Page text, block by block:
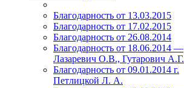
Благодарность от 13.03.2015
Благодарность от 17.02.2015
Благодарность от 26.08.2014
Благодарность от 18.06.2014 —
Лазаревич О.В., Гутарович А.Г.
Благодарность от 09.01.2014 г.
Петлицкой Л. А.